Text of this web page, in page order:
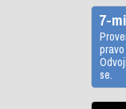
7-
se.